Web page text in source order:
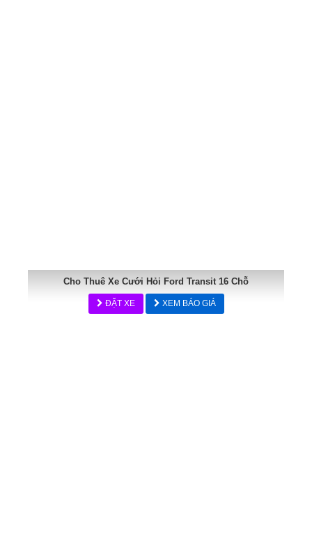
Cho Thuê Xe Cưới Hỏi Ford Transit 16 Chỗ
ĐẶT XE XEM BÁO GIÁ